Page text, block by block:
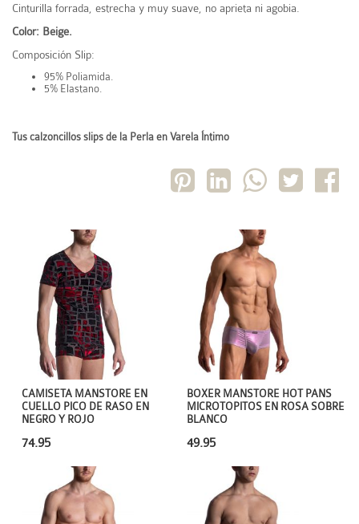
Cinturilla forrada, estrecha y muy suave, no aprieta ni agobia.
Color: Beige.
Composición Slip:
95% Poliamida.
5% Elastano.
Tus calzoncillos slips de la Perla en Varela Íntimo
BOXER MANSTORE HOT PANS
MICROTOPITOS EN ROSA SOBRE
BLANCO
49.95
CAMISETA MANSTORE EN
CUELLO PICO DE RASO EN
NEGRO Y ROJO
74.95